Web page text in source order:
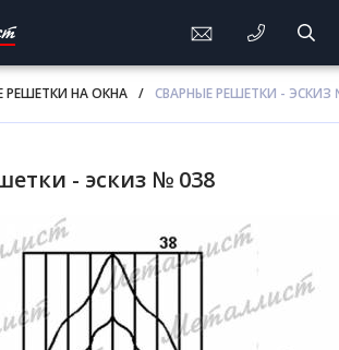
РЕШЕТКИ НА ОКНА / СВАРНЫЕ РЕШЕТКИ - ЭСКИЗ
- эскиз № 038